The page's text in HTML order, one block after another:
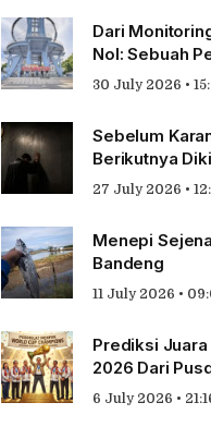
Dari
Nol: Sebuah
Tentang
30 July 2026 •
Sebelum
Berikutnya
27 July 2026 •
Menepi
Bandeng
11 July 2026 •
Prediksi
2026 Dari
6 July 2026 •